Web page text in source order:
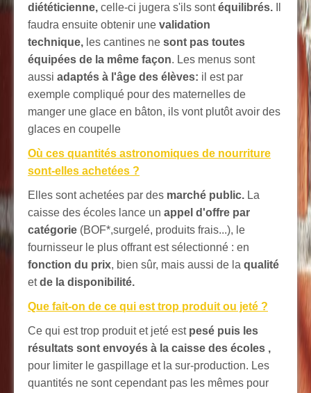
diététicienne, celle-ci jugera s'ils sontéquilibrés.
faudra ensuite obtenir une validation
technique, les cantines ne sont pas toutes
équipées de la même façon. Les menus sont
aussi adaptés à l'âge des élèves: il est par
exemple compliqué pour des maternelles de
manger une glace en bâton, ils vont plutôt avoir des
glaces en coupelle
Où ces quantités astronomiques de nourriture
sont-elles achetées ?
Elles sont achetées par des marché public. La
caisse des écoles lance un appel d'offre par
catégorie (BOF*,surgelé, produits frais...), le
fournisseur le plus offrant est sélectionné : en
fonction du prix, bien sûr, mais aussi de la qualité
etde la disponibilité.
Que fait-on de ce qui est trop produit ou jeté ?
Ce qui est trop produit et jeté est pesé puis les
résultats sont envoyés à la caisse des écoles ,
pour limiter le gaspillage et la sur-production. Les
quantités ne sont cependant pas les mêmes pour